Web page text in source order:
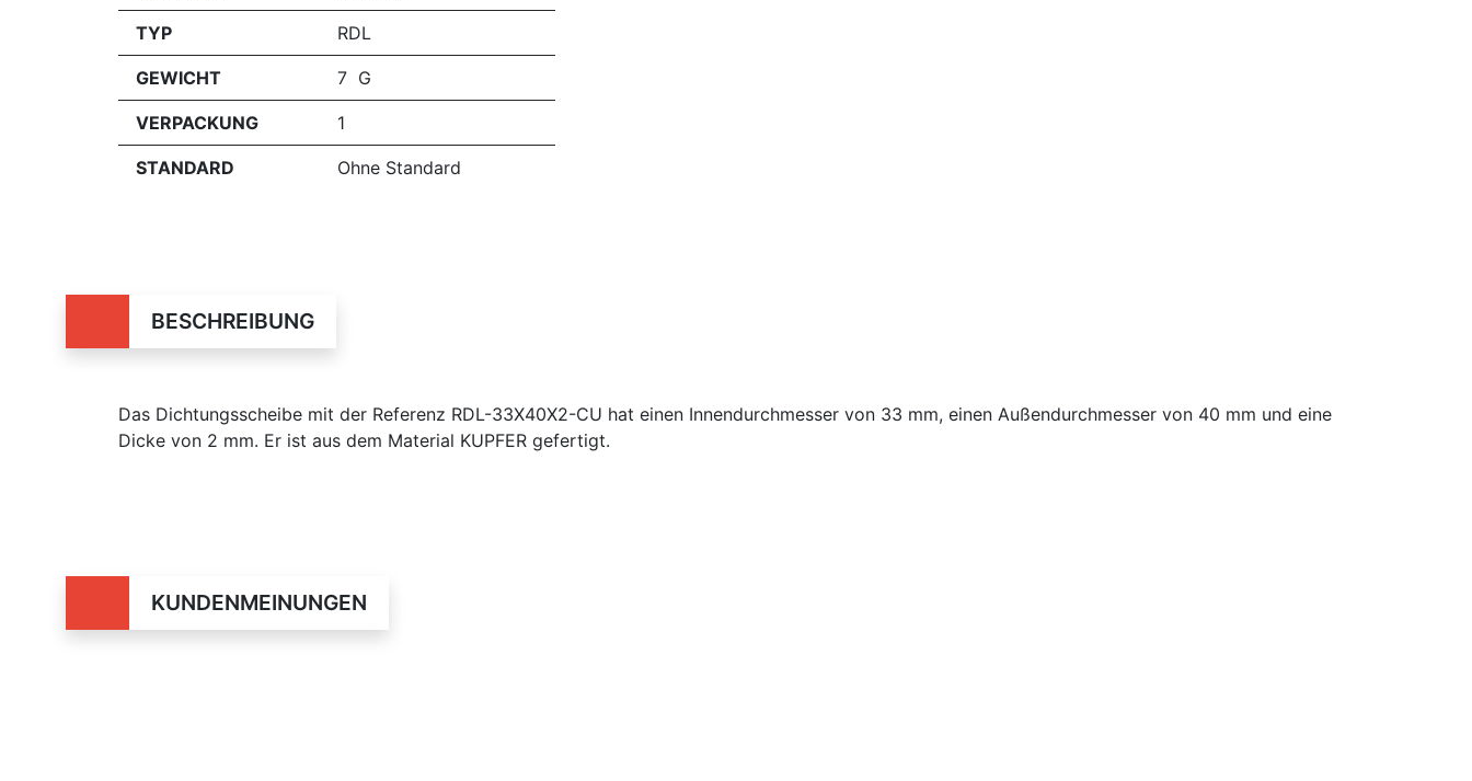
TYP RDL
GEWICHT 7 G
VERPACKUNG 1
STANDARD Ohne Standard
BESCHREIBUNG
Das Dichtungsscheibe mit der Referenz RDL-33X40X2-CU hat einen Innendurchmesser von 33 mm, einen Außendurchmesser von 40 mm und eine
Dicke von 2 mm. Er ist aus dem Material KUPFER gefertigt.
KUNDENMEINUNGEN